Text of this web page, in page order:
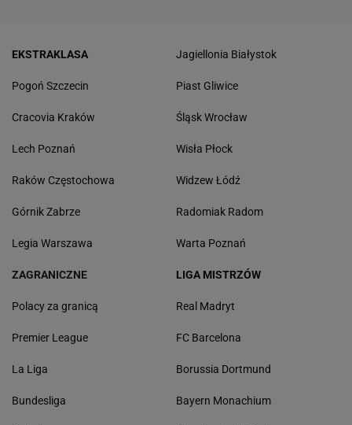
EKSTRAKLASA
Pogoń Szczecin
Cracovia Kraków
Lech Poznań
Raków Częstochowa
Górnik Zabrze
Legia Warszawa
Jagiellonia Białystok
Piast Gliwice
Śląsk Wrocław
Wisła Płock
Widzew Łódź
Radomiak Radom
Warta Poznań
ZAGRANICZNE
Polacy za granicą
Premier League
La Liga
Bundesliga
LIGA MISTRZÓW
Real Madryt
FC Barcelona
Borussia Dortmund
Bayern Monachium